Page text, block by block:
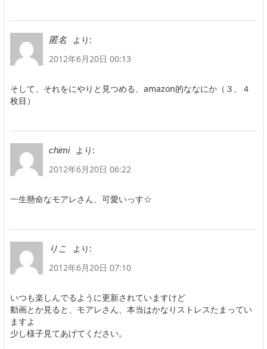
匿名
より:
2012年6月20日 00:13
そして、それをにやりと見つめる、amazon的ななにか（３、４
枚目）
chimi
より:
2012年6月20日 06:22
一生懸命なモアレさん、可愛いっす☆
りこ
より:
2012年6月20日 07:10
いつも楽しんでるように更新されていますけど
動画とか見ると、モアレさん、本当はかなりストレスたまってい
ますよ
少し様子見てあげてください。